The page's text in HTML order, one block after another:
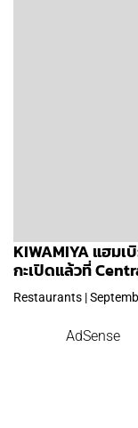
KIWAMIYA แฮม
กะเปิดแล้วที่
Restaurants |
AdSense